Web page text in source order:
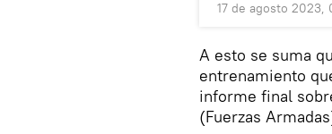
17 de agosto 2023,
A esto se suma
entrenamiento
informe final
(Fuerzas